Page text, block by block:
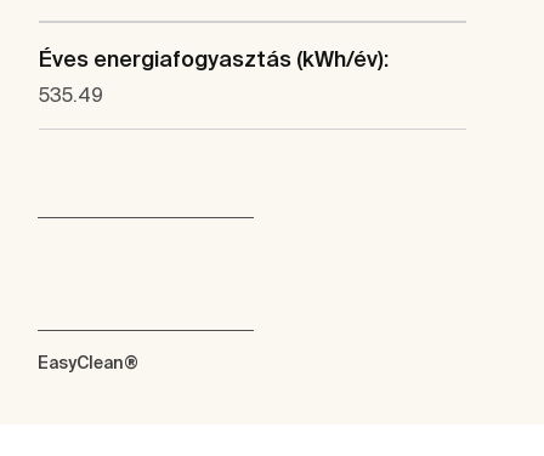
Éves energiafogyasztás (kWh/év):
535.49
EasyClean®